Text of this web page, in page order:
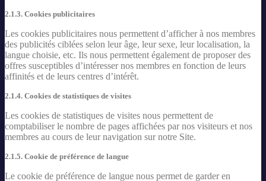
2.1.3. Cookies publicitaires
Les cookies publicitaires nous permettent d’afficher à nos membres
des publicités ciblées selon leur âge, leur sexe, leur localisation, la
langue choisie, etc. Ils nous permettent également de proposer des
offres susceptibles d’intéresser nos membres en fonction de leurs
affinités et de leurs centres d’intérêt.
2.1.4. Cookies de statistiques de visites
Les cookies de statistiques de visites nous permettent de
comptabiliser le nombre de pages affichées par nos visiteurs et nos
membres au cours de leur navigation sur notre Site.
2.1.5. Cookie de préférence de langue
Le cookie de préférence de langue nous permet de garder en